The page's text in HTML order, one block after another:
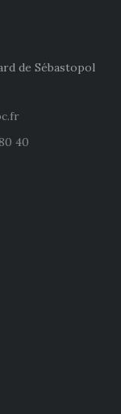
de Sébastopol
40